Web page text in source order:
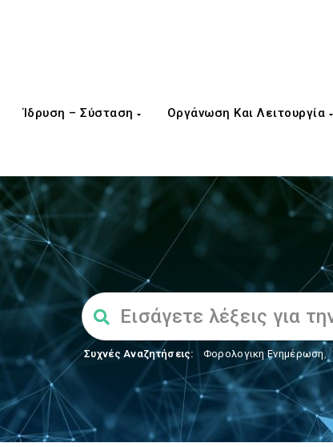
Ίδρυση – Σύσταση Οργάνωση Και Λειτουργία
Συχνές Αναζητήσεις: Φορολογικη Ενημέρωση,